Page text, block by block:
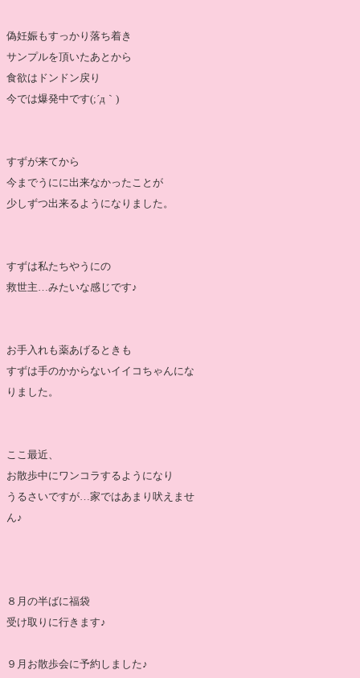
偽妊娠もすっかり落ち着き
サンプルを頂いたあとから
食欲はドンドン戻り
今では爆発中です(;´д｀)
すずが来てから
今までうにに出来なかったことが
少しずつ出来るようになりました。
すずは私たちやうにの
救世主…みたいな感じです♪
お手入れも薬あげるときも
すずは手のかからないイイコちゃんにな
りました。
ここ最近、
お散歩中にワンコラするようになり
うるさいですが…家ではあまり吠えませ
ん♪
８月の半ばに福袋
受け取りに行きます♪
９月お散歩会に予約しました♪